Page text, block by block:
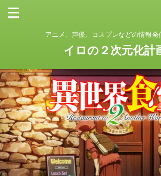
アニメ、声優、コスプレなどの情報発
イロの２次元化計